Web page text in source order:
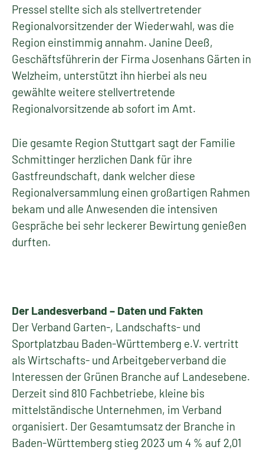
Pressel stellte sich als stellvertretender
Regionalvorsitzender der Wiederwahl, was die
Region einstimmig annahm. Janine Deeß,
Geschäftsführerin der Firma Josenhans Gärten in
Welzheim, unterstützt ihn hierbei als neu
gewählte weitere stellvertretende
Regionalvorsitzende ab sofort im Amt.
Die gesamte Region Stuttgart sagt der Familie
Schmittinger herzlichen Dank für ihre
Gastfreundschaft, dank welcher diese
Regionalversammlung einen großartigen Rahmen
bekam und alle Anwesenden die intensiven
Gespräche bei sehr leckerer Bewirtung genießen
durften.
Der Landesverband – Daten und Fakten
Der Verband Garten-, Landschafts- und
Sportplatzbau Baden-Württemberg e.V. vertritt
als Wirtschafts- und Arbeitgeberverband die
Interessen der Grünen Branche auf Landesebene.
Derzeit sind 810 Fachbetriebe, kleine bis
mittelständische Unternehmen, im Verband
organisiert. Der Gesamtumsatz der Branche in
Baden-Württemberg stieg 2023 um 4 % auf 2,01